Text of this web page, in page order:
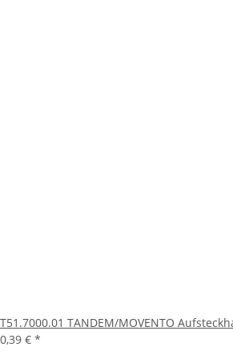
T51.7000.01 TANDEM/MOVENTO
0,39 € *